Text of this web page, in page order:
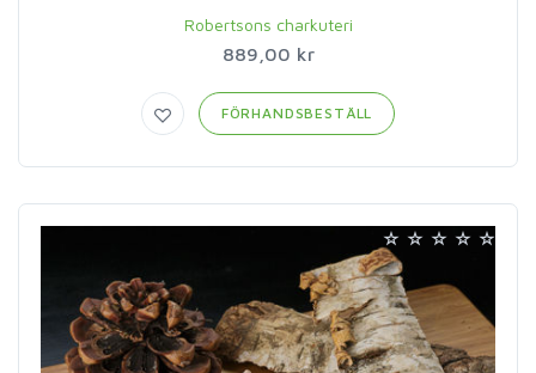
Robertsons charkuteri
889,00 kr
FÖRHANDSBESTÄLL